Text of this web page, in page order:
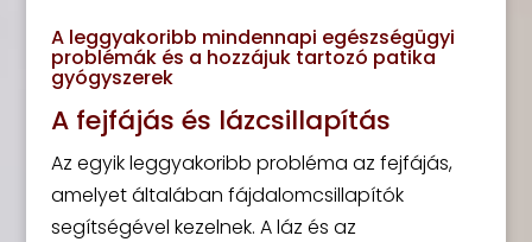
A leggyakoribb mindennapi egészségügyi
problémák és a hozzájuk tartozó patika
gyógyszerek
A fejfájás és lázcsillapítás
Az egyik leggyakoribb probléma az fejfájás,
amelyet általában fájdalomcsillapítók
segítségével kezelnek. A láz és az